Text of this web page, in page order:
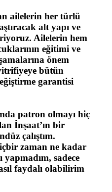
ailelerin her türlü
alt yapı ve
Ailelerin hem
eğitimi ve
önem
bütün
garantisi
patron olmayı hiç
İnşaat’ın bir
çalıştım.
zaman ne kadar
yapmadım, sadece
faydalı olabilirim